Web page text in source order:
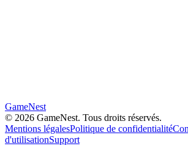
GameNest
© 2026 GameNest. Tous droits réservés.
Mentions légalesPolitique de confidentialité
d'utilisationSupport